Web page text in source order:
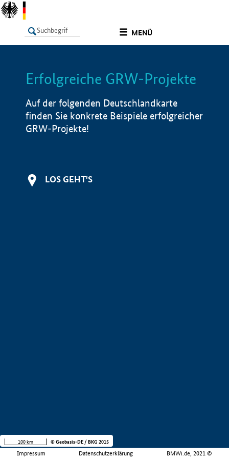
MENÜ
LISTE Info
Erfolgreiche GRW-Projekte
Auf der folgenden Deutschlandkarte
finden Sie konkrete Beispiele erfolgreicher
GRW-Projekte!
LOS GEHT'S
Impressum Datenschutzerklärung BMWi.de, 2021 ©
100 km © Geobasis-DE / BKG 2015